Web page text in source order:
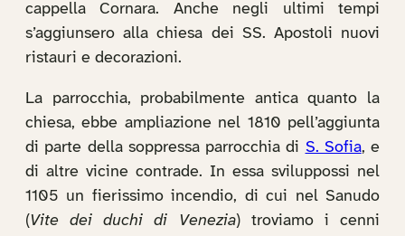
cappella Cornara. Anche negli ultimi tempi
s’aggiunsero alla chiesa dei SS. Apostoli nuovi
ristauri e decorazioni.
La parrocchia, probabilmente antica quanto la
chiesa, ebbe ampliazione nel 1810 pell’aggiunta
di parte della soppressa parrocchia di S. Sofia, e
di altre vicine contrade. In essa sviluppossi nel
1105 un fierissimo incendio, di cui nel Sanudo
(Vite dei duchi di Venezia) troviamo i cenni